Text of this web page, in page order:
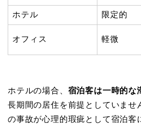
ホテル 限定的
オフィス 軽微
ホテルの場合、 宿泊客は一時的な
長期間の居住を前提としていませ
の事故が心理的瑕疵として宿泊客